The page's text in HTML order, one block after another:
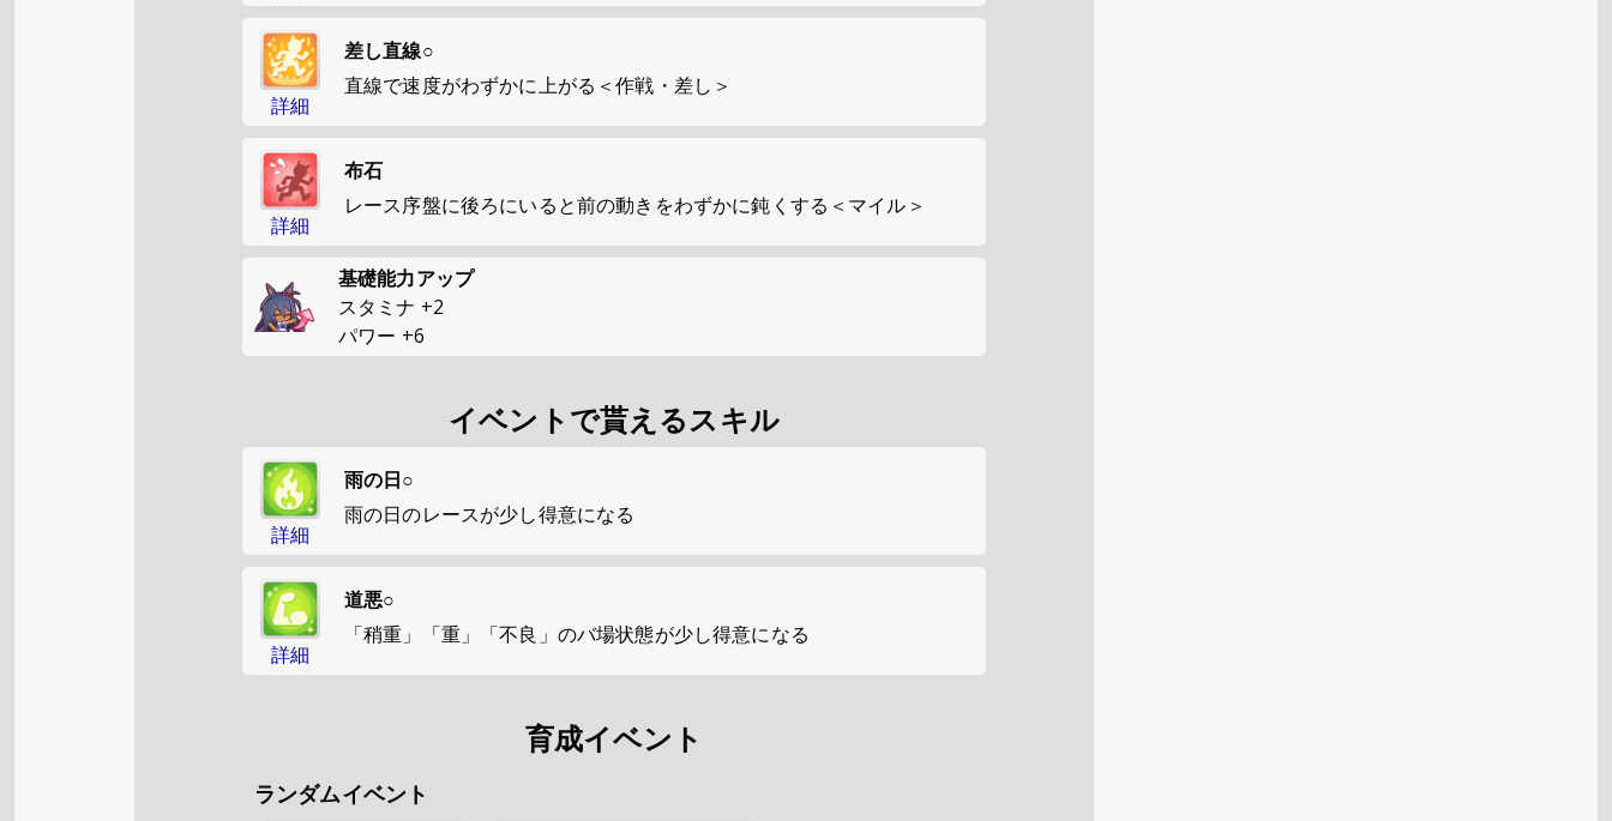
詳細
差し直線○
直線で速度がわずかに上がる＜作戦・差し＞
詳細
布石
レース序盤に後ろにいると前の動きをわずかに鈍くする＜マイル＞
基礎能力アップ
スタミナ +2
パワー +6
イベントで貰えるスキル
詳細
雨の日○
雨の日のレースが少し得意になる
詳細
道悪○
「稍重」「重」「不良」のバ場状態が少し得意になる
育成イベント
ランダムイベント